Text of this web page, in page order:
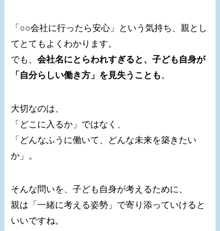
「○○会社に行ったら安心」という気持ち、親とし
てとてもよくわかります。
でも、会社名にとらわれすぎると、子ども自身が
「自分らしい働き方」を見失うことも 。
大切なのは、
「どこに入るか」ではなく、
「どんなふうに働いて、どんな未来を築きたい
か」。
そんな問いを、子ども自身が考えるために、
親は「一緒に考える姿勢」で寄り添っていけると
いいですね。